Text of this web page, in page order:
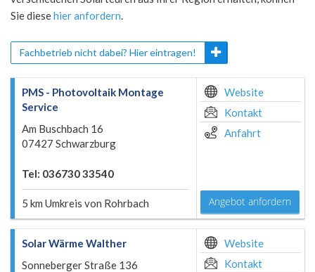
Sie diesehier anfordern.
Fachbetrieb nicht dabei? Hier eintragen!
PMS - Photovoltaik Montage
Service
Am Buschbach 16
07427 Schwarzburg
Tel: 036730 33540
5 km Umkreis von Rohrbach
Website
Kontakt
Anfahrt
Angebot anfordern
Solar Wärme Walther
Sonneberger Straße 136
Website
Kontakt